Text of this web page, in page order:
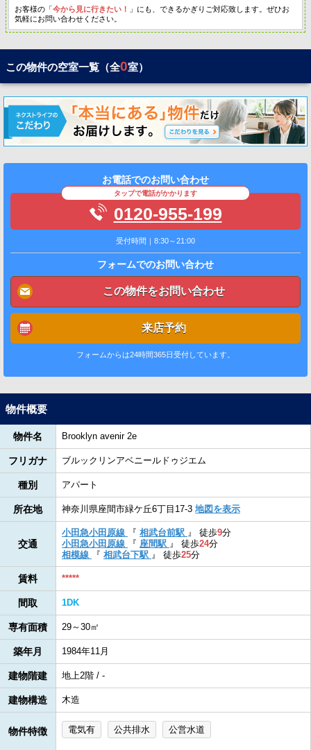
お客様の「今から見に行きたい！
」にも、できるかぎりご対応致します。ぜひお
気軽にお問い合わせください。
この物件の空室一覧（全0室）
お電話でのお問い合わせ
タップで電話がかかります
0120-955-199
受付時間｜8:30～21:00
フォームでのお問い合わせ
この物件をお問い合わせ
来店予約
フォームからは24時間365日受付しています。
物件概要
物件名 Brooklyn avenir 2e
フリガナ ブルックリンアベニールドゥジエム
種別 アパート
所在地 神奈川県座間市緑ケ丘6丁目17-3 地図を表示
交通
小田急小田原線 『 相武台前駅 』 徒歩9分
小田急小田原線
『 座間駅 』 徒歩24分
相模線
『 相武台下駅 』 徒歩25分
賃料 *****
間取 1DK
専有面積 29～30㎡
築年月 1984年11月
建物階建 地上2階 / -
建物構造 木造
物件特徴 電気有 公共排水 公営水道